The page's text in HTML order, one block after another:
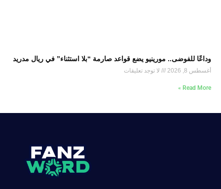
وداعًا للفوضى.. مورينيو يضع قواعد صارمة “بلا استثناء” في ريال مدريد
أغسطس 8, 2026 لا توجد تعليقات
Read More »